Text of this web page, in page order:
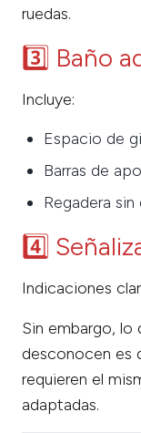
ruedas.
3️⃣ Baño
Incluye:
Espacio de
Barras de
Regadera sin
4️⃣
Indicaciones
Sin embargo, lo
desconocen es
requieren el
adaptadas.